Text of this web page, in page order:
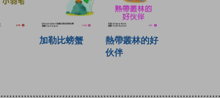
加勒比螃蟹
熱帶叢林的好
伙伴